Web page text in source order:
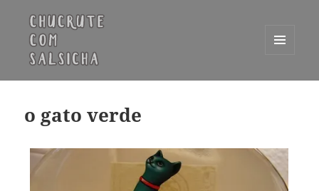
WIDGETS
o gato verde